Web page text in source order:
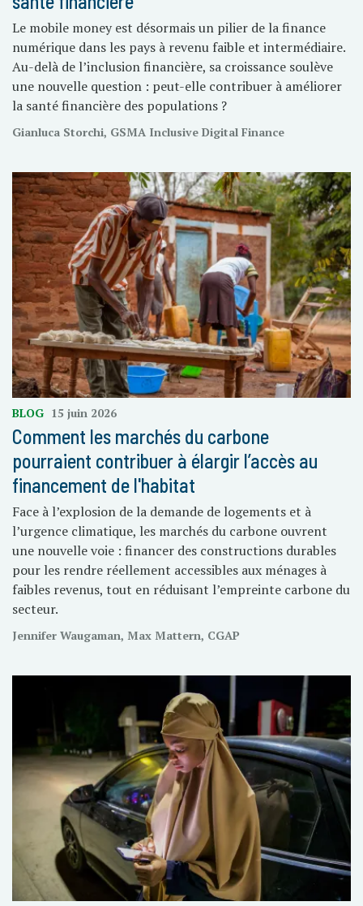
Le mobile money est désormais un pilier de la finance
numérique dans les pays à revenu faible et intermédiaire.
Au-delà de l’inclusion financière, sa croissance soulève
une nouvelle question : peut-elle contribuer à améliorer
la santé financière des populations ?
Gianluca Storchi, GSMA Inclusive Digital Finance
BLOG 15 juin 2026
Comment les marchés du carbone
pourraient contribuer à élargir l’accès au
financement de l'habitat
Face à l’explosion de la demande de logements et à
l’urgence climatique, les marchés du carbone ouvrent
une nouvelle voie : financer des constructions durables
pour les rendre réellement accessibles aux ménages à
faibles revenus, tout en réduisant l’empreinte carbone du
secteur.
Jennifer Waugaman, Max Mattern, CGAP